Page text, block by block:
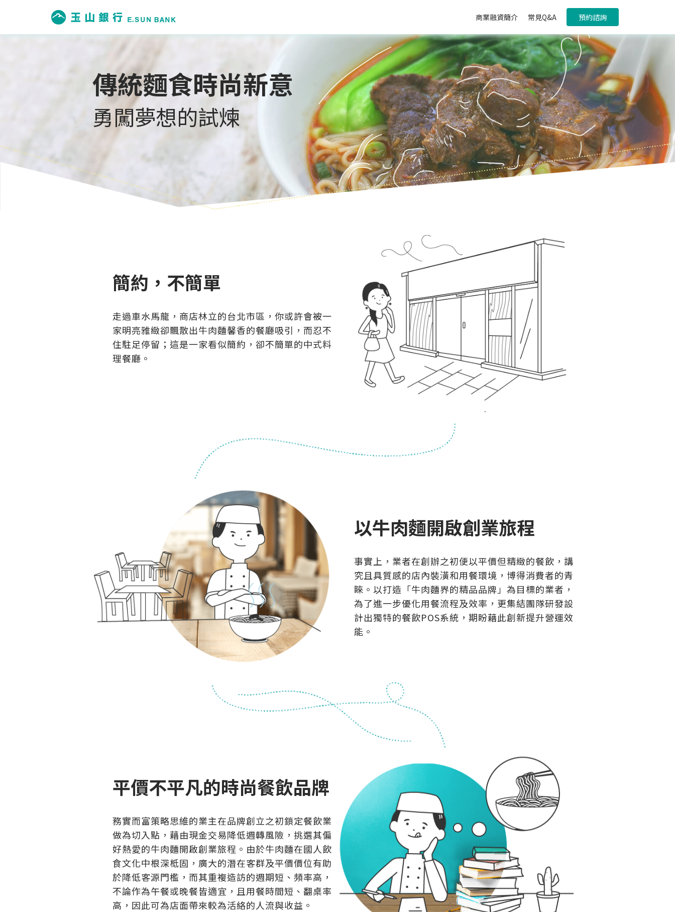
商業融資簡介 常見Q&A 預約諮詢
傳統麵食時尚新意
勇闖夢想的試煉
簡約，不簡單
走過車水馬龍，商店林立的台北市區，你或許會被一
家明亮雅緻卻飄散出牛肉麵馨香的餐廳吸引，而忍不
住駐足停留；這是一家看似簡約，卻不簡單的中式料
理餐廳。
以牛肉麵開啟創業旅程
事實上，業者在創辦之初便以平價但精緻的餐飲，講
究且具質感的店內裝潢和用餐環境，博得消費者的青
睞。以打造「牛肉麵界的精品品牌」為目標的業者，
為了進一步優化用餐流程及效率，更集結團隊研發設
計出獨特的餐飲POS系統，期盼藉此創新提升營運效
能。
平價不平凡的時尚餐飲品牌
務實而富策略思維的業主在品牌創立之初鎖定餐飲業
做為切入點，藉由現金交易降低週轉風險，挑選其偏
好熱愛的牛肉麵開啟創業旅程。由於牛肉麵在國人飲
食文化中根深柢固，廣大的潛在客群及平價價位有助
於降低客源門檻，而其重複造訪的週期短、頻率高，
不論作為午餐或晚餐皆適宜，且用餐時間短、翻桌率
高，因此可為店面帶來較為活絡的人流與收益。